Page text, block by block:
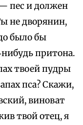
— пес и должен
не дворянин,
было бы
притона.
твоей пудры
пса? Скажи,
виноват
твой отец, я